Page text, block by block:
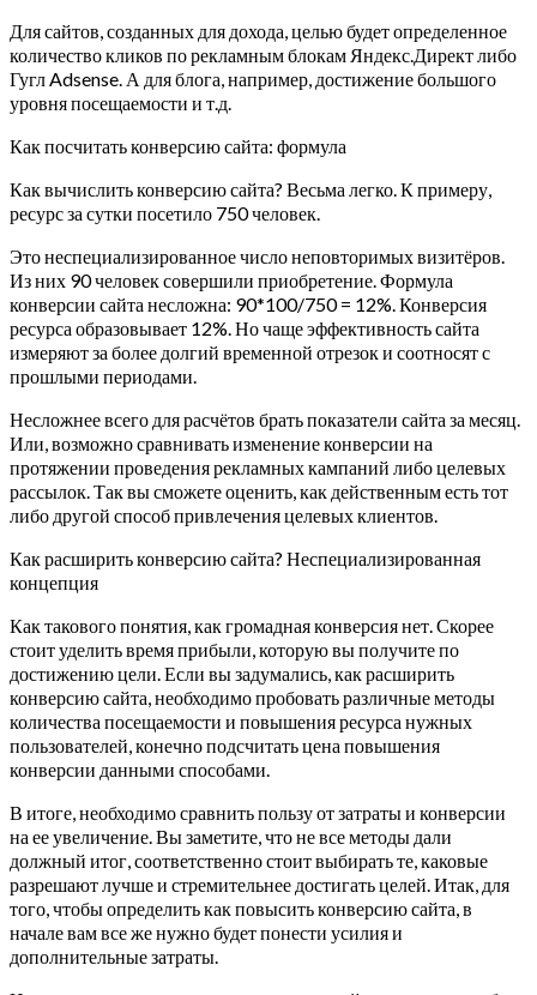
Для сайтов, созданных для дохода, целью будет определенное
количество кликов по рекламным блокам Яндекс.Директ либо
Гугл Adsense. А для блога, например, достижение большого
уровня посещаемости и т.д.
Как посчитать конверсию сайта: формула
Как вычислить конверсию сайта? Весьма легко. К примеру,
ресурс за сутки посетило 750 человек.
Это неспециализированное число неповторимых визитёров.
Из них 90 человек совершили приобретение.Формула
конверсии сайта несложна: 90*100/750 = 12%. Конверсия
ресурса образовывает 12%. Но чаще эффективность сайта
измеряют за более долгий временной отрезок и соотносят с
прошлыми периодами.
Несложнее всего для расчётов брать показатели сайта за месяц.
Или, возможно сравнивать изменение конверсии на
протяжении проведения рекламных кампаний либо целевых
рассылок. Так вы сможете оценить, как действенным есть тот
либо другой способ привлечения целевых клиентов.
Как расширить конверсию сайта? Неспециализированная
концепция
Как такового понятия, как громадная конверсия нет. Скорее
стоит уделить время прибыли, которую вы получите по
достижению цели. Если вы задумались, как расширить
конверсию сайта, необходимо пробовать различные методы
количества посещаемости и повышения ресурса нужных
пользователей, конечно подсчитать цена повышения
конверсии данными способами.
В итоге, необходимо сравнить пользу от затраты и конверсии
на ее увеличение. Вы заметите, что не все методы дали
должный итог, соответственно стоит выбирать те, каковые
разрешают лучше и стремительнее достигать целей. Итак, для
того, чтобы определить как повысить конверсию сайта, в
начале вам все же нужно будет понести усилия и
дополнительные затраты.